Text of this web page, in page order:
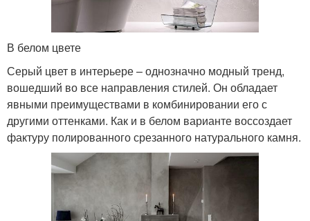
В белом цвете
Серый цвет в интерьере – однозначно модный тренд,
вошедший во все направления стилей. Он обладает
явными преимуществами в комбинировании его с
другими оттенками. Как и в белом варианте воссоздает
фактуру полированного срезанного натурального камня.